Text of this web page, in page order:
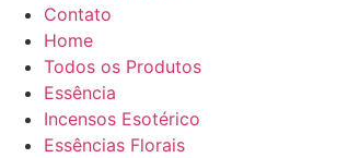
Contato
Home
Todos os Produtos
Essência
Incensos Esotérico
Essências Florais